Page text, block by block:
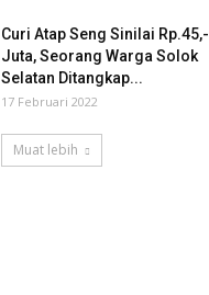
Curi Atap Seng Sinilai Rp.45,-
Juta, Seorang Warga Solok
Selatan Ditangkap...
17 Februari 2022
Muat lebih